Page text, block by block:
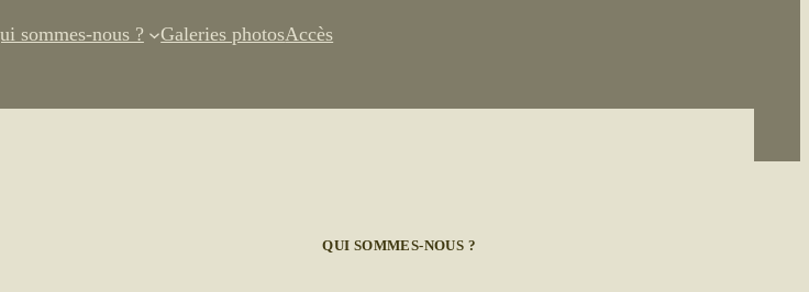
sommes-nous ? Galeries photosAccès
QUI SOMMES-NOUS ?